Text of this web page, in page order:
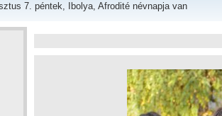
7. péntek, Ibolya, Afrodité névnapja van